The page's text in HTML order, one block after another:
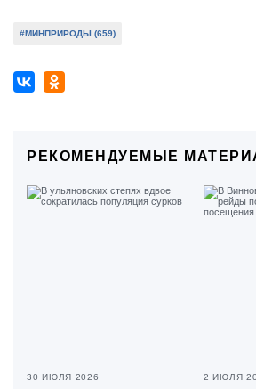
#МИНПРИРОДЫ (659)
РЕКОМЕНДУЕМЫЕ
30 ИЮЛЯ 2026 2 ИЮЛЯ